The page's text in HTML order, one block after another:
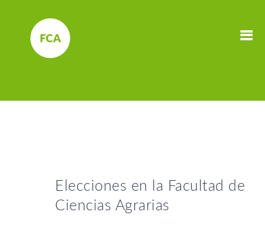
Elecciones en la Facultad de
Ciencias Agrarias